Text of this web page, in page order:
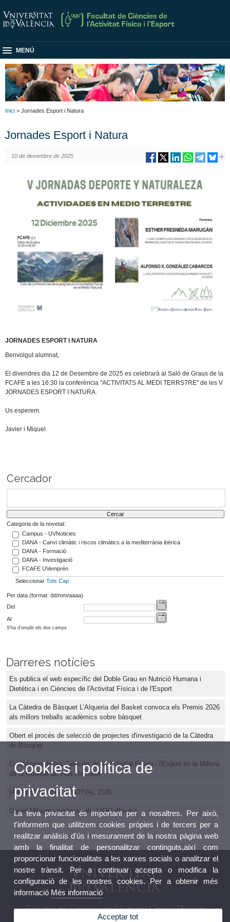
MENÚ
Inici > Jornades Esport i Natura
Jornades Esport i Natura
10 de desembre de 2025
JORNADES ESPORT I NATURA
Benvolgut alumnat,
El divendres dia 12 de Desembre de 2025 es celebrarà al Saló de Graus de la
FCAFE a les 16:30 la conferència "ACTIVITATS AL MEDI TERRSTRE" de les V
JORNADES ESPORT I NATURA.
Us esperem.
Javier i Miquel.
Cercador
Categoria de la novetat:
Campus - UVNoticies
DANA - Canvi climàtic i riscos climàtics a la mediterrània ibèrica
DANA - Formació
DANA - Investigació
FCAFE UVemprén
Seleccionar Tots Cap
Per data (format: dd/mm/aaaa)
Del
Al
S'ha d'omplir els dos camps
Darreres notícies
Es publica el web específic del Doble Grau en Nutrició Humana i
Dietètica i en Ciències de l'Activitat Física i de l'Esport
La Càtedra de Bàsquet L’Alqueria del Basket convoca els Premis 2026
als millors treballs acadèmics sobre bàsquet
Obert el procés de selecció de projectes d'investigació de la Càtedra
de Bàsquet
Contribucio de les Ciències de la Activitat Física i l'Esport en la Millora
de la Qualitat de vida i la Salut
IAIOS TRAINING FESTIVAL 2026
Daniel Milagros participa als JJOO d'hivern
Facultat de Ciències de l'Activitat Física i l'Esport
Cookies i política de
privacitat
La teva privacitat és important per a nosaltres. Per això,
t'informem que utilitzem cookies pròpies i de tercers per a
realitzar anàlisis d'ús i mesurament de la nostra pàgina web
amb la finalitat de personalitzar continguts,així com
proporcionar funcionalitats a les xarxes socials o analitzar el
nostre trànsit. Per a continuar accepta o modifica la
configuració de les nostres cookies. Per a obtenir més
informació Més informació
Acceptar tot